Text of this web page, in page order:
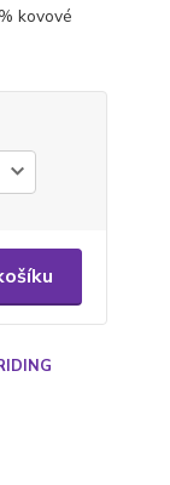
kovové